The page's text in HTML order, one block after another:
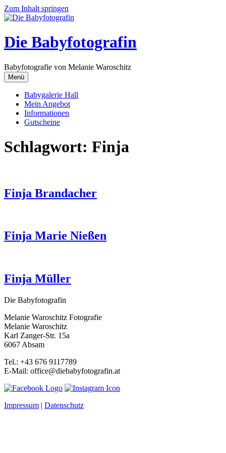
Zum Inhalt springen
Die Babyfotografin
Babyfotografie von Melanie Waroschitz
Menü
Babygalerie Hall
Mein Angebot
Informationen
Gutscheine
Schlagwort: Finja
Finja Brandacher
Finja Marie Nießen
Finja Müller
Die Babyfotografin
Melanie Waroschitz Fotografie
Melanie Waroschitz
Karl Zanger-Str. 15a
6067 Absam
Tel.: +43 676 9117789
E-Mail: office@diebabyfotografin.at
Impressum | Datenschutz